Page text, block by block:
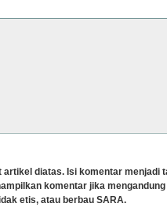
diatas. Isi komentar menjadi
komentar jika
etis, atau berbau SARA.